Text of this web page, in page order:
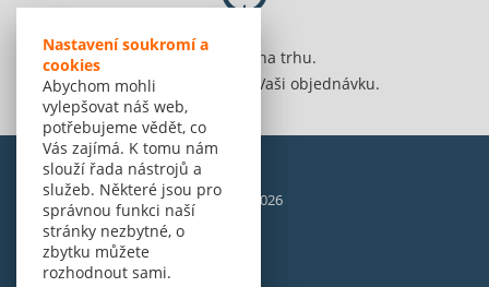
Nastavení soukromí a
cookies
Abychom mohli
vylepšovat náš web,
potřebujeme vědět, co
Vás zajímá. K tomu nám
slouží řada nástrojů a
služeb. Některé jsou pro
správnou funkci naší
stránky nezbytné, o
zbytku můžete
rozhodnout sami.
Jsme 20 let na trhu.
Spolehlivě vyřídíme Vaši objednávku.
© Amenit Software Solutions, 1998 - 2026
Powered bynopCommerce